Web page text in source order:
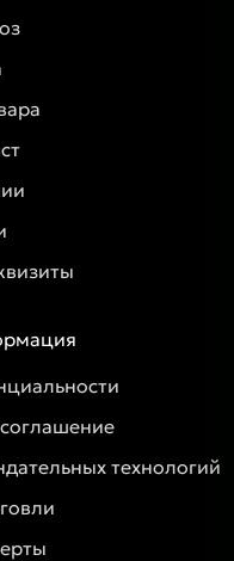
технологий